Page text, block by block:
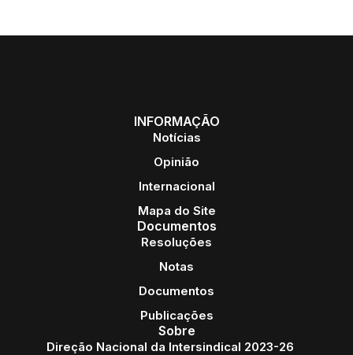
INFORMAÇÃO
Notícias
Opinião
Internacional
Mapa do Site
Documentos
Resoluções
Notas
Documentos
Publicações
Sobre
Direção Nacional da Intersindical 2023-26